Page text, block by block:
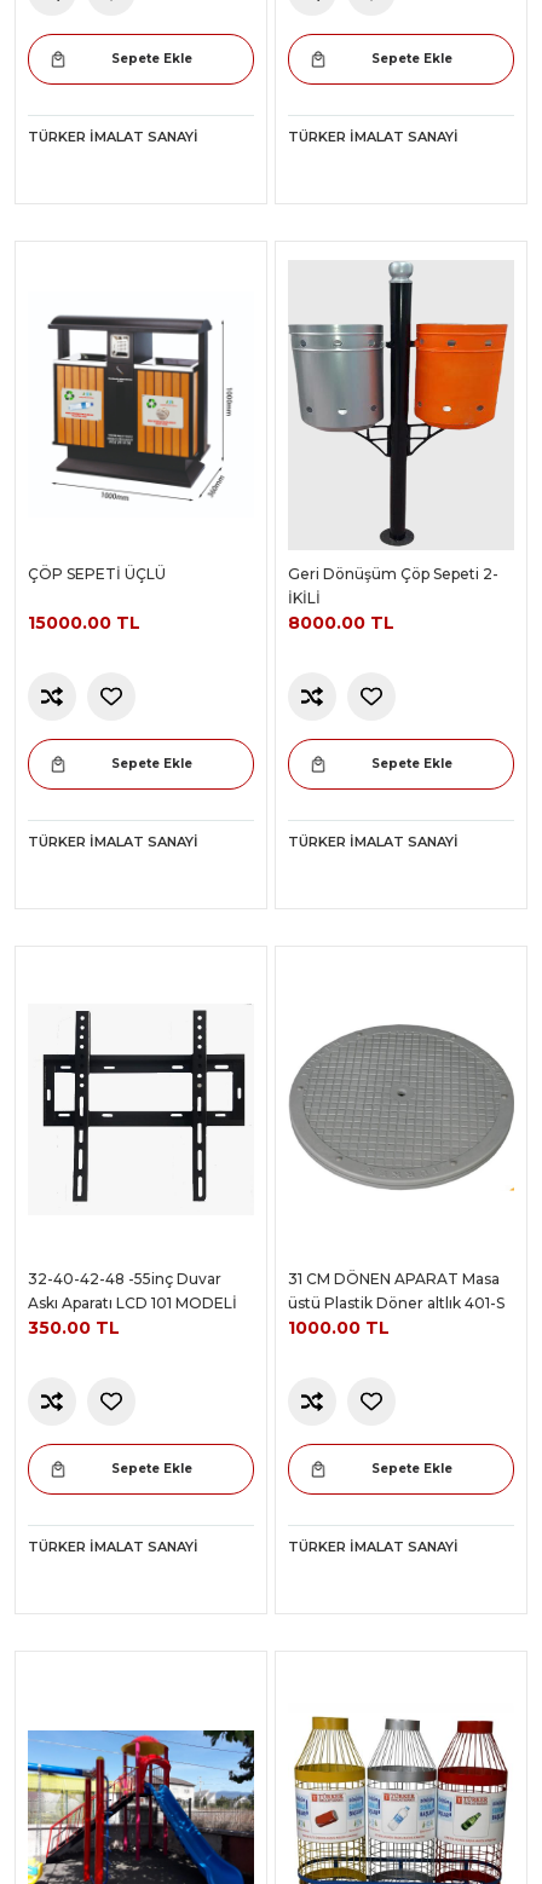
Sepete Ekle
TÜRKER İMALAT SANAYI
Sepete Ekle
TÜRKER İMALAT SANAYI
ÇÖP SEPETİ ÜÇLÜ
15000.00 TL
Sepete Ekle
TÜRKER İMALAT SANAYI
Geri Dönüşüm Çöp Sepeti 2-
İKİLİ
8000.00 TL
Sepete Ekle
TÜRKER İMALAT SANAYI
32-40-42-48 -55inç Duvar
Askı Aparatı LCD 101 MODELİ
350.00 TL
Sepete Ekle
TÜRKER İMALAT SANAYI
31 CM DÖNEN APARAT Masa
üstü Plastik Döner altlık 401-S
1000.00 TL
Sepete Ekle
TÜRKER İMALAT SANAYI